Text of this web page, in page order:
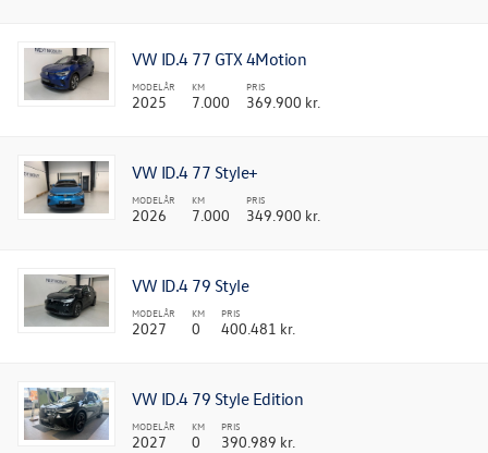
VW ID.4 77 GTX 4Motion
MODELÅR
2025
KM
7.000
PRIS
369.900 kr.
VW ID.4 77 Style+
MODELÅR
2026
KM
7.000
PRIS
349.900 kr.
VW ID.4 79 Style
MODELÅR
2027
KM
0
PRIS
400.481 kr.
VW ID.4 79 Style Edition
MODELÅR
2027
KM
0
PRIS
390.989 kr.